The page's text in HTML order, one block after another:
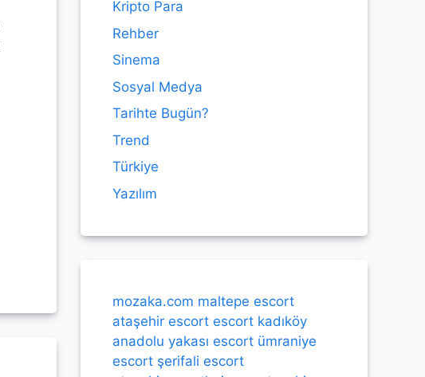
Kripto Para
Rehber
Sinema
Sosyal Medya
Tarihte Bugün?
Trend
Türkiye
Yazılım
mozaka.com maltepe escort
ataşehir escort escort kadıköy
anadolu yakası escort ümraniye
escort şerifali escort